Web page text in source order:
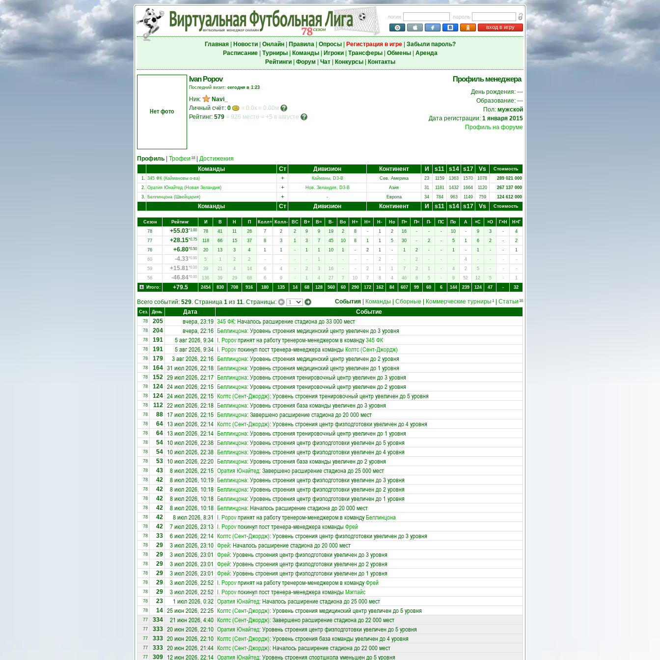
логин
пароль
вход в игру
Главная| Новости| Онлайн| Правила| Опросы| Регистрация в игре| Забыли пароль?
Расписание| Турниры| Команды| Игроки| Трансферы| Обмены| Аренда
Рейтинги| Форум Чат| Конкурсы| Контакты
Нет фото
Ivan Popov
Последний визит: сегодня в 1:23
Ник:
Navi_
Личный счёт: 0
= 0.0к = 0.00м
Рейтинг: 579 = 926 место = +5 в августе
Профиль менеджера
День рождения: ---
Образование: ---
Пол: мужской
Дата регистрации: 1 января 2015
Профиль на форуме
Профиль Трофеи 18
Достижения
Команды
Ст Дивизион Континент И s11 s14 s17 Vs
Стоимость
1. 345 ФК (Каймановы о-ва) + Кайманы, D3-B Сев. Америка 23 1159 1363 1570 1078
289 021 000
2. Оратия Юнайтед (Новая Зеландия) + Нов. Зеландия, D3-B Азия 31 1181 1432 1664 1120
267 137 000
3. Беллинцона (Швейцария) + - Европа 34 784 963 1149 759 124 612 000
Команды Ст Дивизион Континент И s11 s14 s17 Vs Стоимость
Сезон Рейтинг И В Н П Колл+ Колл- ВC В+ В= В- Вo Н+ Н= Н- Нo П+ П= П- ПC Пo А ×C ×O Г×Н
Н×Г
78
+55.03*1.00 78 41 11 26 7 2 2 9 9 19 2 8 - 1 2 16 - - - 10 - 9 3 -
4
77
+28.15*0.75 118 66 15 37 8 3 1 3 7 45 10 8 1 1 5 30 - 2 - 5 1 6 2 -
2
76
+6.80*0.50 20 13 3 4 1 1 - 1 1 10 1 - 2 1 - 1 2 - - 1 - 1 - -
1
60
-4.33*0.00 5 1 2 2 - - - - 1 - - - - 2 - - 2 - - - 4 - - -
-
59
+15.81*0.00 39 21 4 14 6 4 - 2 3 16 - - 2 1 1 7 2 1 - 4 2 5 - -
-
58
-46.84*0.00 136 39 29 68 6 9 - 1 4 27 7 10 7 8 4 46 8 5 - 9 52 12 5 -
1
Итого:
+79.5 2454 830 708 916 180 135 14 68 128 560 60 290 172 162 84 607 99 60 6 144 239 124 47 - 32
Всего событий: 529. Страница 1 из 11. Страницы: События Команды Сборные Коммерческие турниры 1 Статьи 16
Сез. День Дата Событие
78 205 вчера, 23:19 345 ФК: Началось расширение стадиона до 33 000 мест
78 204 вчера, 22:16 Беллинцона: Уровень строения медицинский центр увеличен до 3 уровня
78 191 5 авг 2026, 9:34 I. Popovпринят на работу тренером-менеджером в команду345 ФК
78 191 5 авг 2026, 9:34 I. Popovпокинул пост тренера-менеджера командыКолтс (Сент-Джордж)
78 179 3 авг 2026, 22:16 Беллинцона: Уровень строения медицинский центр увеличен до 2 уровня
78 164 31 июл 2026, 22:18 Беллинцона: Уровень строения медицинский центр увеличен до 1 уровня
78 152 29 июл 2026, 22:17 Беллинцона: Уровень строения тренировочный центр увеличен до 3 уровня
78 124 24 июл 2026, 22:15 Беллинцона: Уровень строения тренировочный центр увеличен до 2 уровня
78 124 24 июл 2026, 22:15 Колтс (Сент-Джордж): Уровень строения тренировочный центр увеличен до 5 уровня
78 112 22 июл 2026, 22:18 Беллинцона: Уровень строения база команды увеличен до 3 уровня
78 88 17 июл 2026, 22:15 Беллинцона: Завершено расширение стадиона до 20 000 мест
78 64 13 июл 2026, 22:14 Колтс (Сент-Джордж): Уровень строения центр физподготовки увеличен до 4 уровня
78 64 13 июл 2026, 22:14 Беллинцона: Уровень строения тренировочный центр увеличен до 1 уровня
78 54 10 июл 2026, 22:38 Беллинцона: Уровень строения центр физподготовки увеличен до 5 уровня
78 54 10 июл 2026, 22:38 Беллинцона: Уровень строения центр физподготовки увеличен до 4 уровня
78 53 10 июл 2026, 22:20 Беллинцона: Уровень строения база команды увеличен до 2 уровня
78 43 8 июл 2026, 22:15 Оратия Юнайтед: Завершено расширение стадиона до 25 000 мест
78 42 8 июл 2026, 10:19 Беллинцона: Уровень строения центр физподготовки увеличен до 3 уровня
78 42 8 июл 2026, 10:18 Беллинцона: Уровень строения центр физподготовки увеличен до 2 уровня
78 42 8 июл 2026, 10:18 Беллинцона: Уровень строения центр физподготовки увеличен до 1 уровня
78 42 8 июл 2026, 10:18 Беллинцона: Началось расширение стадиона до 20 000 мест
78 42 8 июл 2026, 8:31 I. Popovпринят на работу тренером-менеджером в командуБеллинцона
78 42 7 июл 2026, 23:13 I. Popovпокинул пост тренера-менеджера командыФрей
78 33 6 июл 2026, 22:14 Колтс (Сент-Джордж): Уровень строения центр физподготовки увеличен до 3 уровня
78 29 3 июл 2026, 23:10 Фрей: Началось расширение стадиона до 20 000 мест
78 29 3 июл 2026, 23:01 Фрей: Уровень строения центр физподготовки увеличен до 3 уровня
78 29 3 июл 2026, 23:01 Фрей: Уровень строения центр физподготовки увеличен до 2 уровня
78 29 3 июл 2026, 23:01 Фрей: Уровень строения центр физподготовки увеличен до 1 уровня
78 29 3 июл 2026, 22:52 I. Popovпринят на работу тренером-менеджером в командуФрей
78 29 3 июл 2026, 22:52 I. Popovпокинул пост тренера-менеджера командыМэгпайс
78 23 1 июл 2026, 0:32 Оратия Юнайтед: Началось расширение стадиона до 25 000 мест
78 14 25 июн 2026, 22:25 Колтс (Сент-Джордж): Уровень строения медицинский центр увеличен до 5 уровня
77 334 21 июн 2026, 4:40 Колтс (Сент-Джордж): Завершено расширение стадиона до 22 000 мест
77 333 20 июн 2026, 22:10 Оратия Юнайтед: Уровень строения центр физподготовки увеличен до 5 уровня
77 333 20 июн 2026, 22:10 Колтс (Сент-Джордж): Уровень строения база команды увеличен до 4 уровня
77 333 20 июн 2026, 21:44 Колтс (Сент-Джордж): Началось расширение стадиона до 22 000 мест
77 309 12 июн 2026, 22:14 Оратия Юнайтед: Уровень строения спортшкола уменьшен до 5 уровня